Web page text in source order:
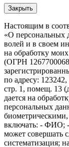
Закрыть
Настоящим в
«О персональных
волей и в своем
на обработку
(ОГРН
по адресу:
стр. 1, помещ. 13
дается на
персональных
включать: - ФИО; -
может совершать
систематизация;